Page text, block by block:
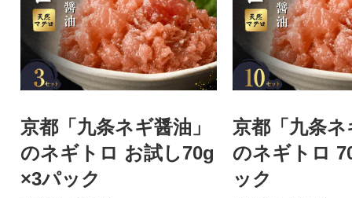
京都「九条ネギ醤油」
のネギトロ お試し70g
×3パック
京都「九条
のネギトロ
ック